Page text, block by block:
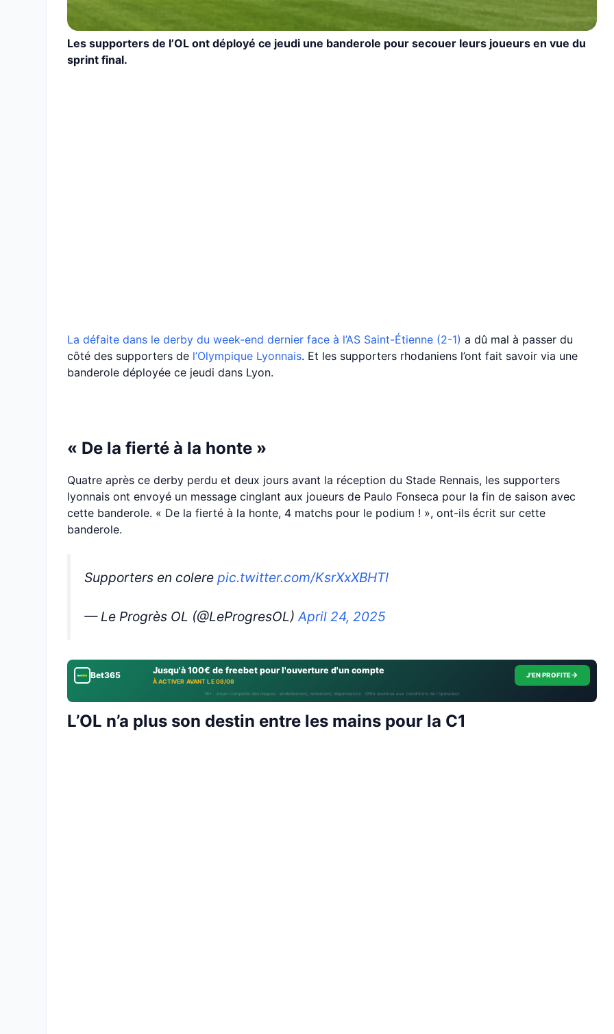
Les supporters de l’OL ont déployé ce jeudi une banderole pour secouer leurs joueurs en vue du
sprint final.
La défaite dans le derby du week-end dernier face à l’AS Saint-Étienne (2-1) a dû mal à passer du
côté des supporters de l’Olympique Lyonnais. Et les supporters rhodaniens l’ont fait savoir via une
banderole déployée ce jeudi dans Lyon.
« De la fierté à la honte »
Quatre après ce derby perdu et deux jours avant la réception du Stade Rennais, les supporters
lyonnais ont envoyé un message cinglant aux joueurs de Paulo Fonseca pour la fin de saison avec
cette banderole. « De la fierté à la honte, 4 matchs pour le podium ! », ont-ils écrit sur cette
banderole.
Supporters en colere pic.twitter.com/KsrXxXBHTI
— Le Progrès OL (@LeProgresOL) April 24, 2025
Bet365 Jusqu'à 100€ de freebet pour l'ouverture d'un compte
À ACTIVER AVANT LE 08/08
J'EN PROFITE→
18+ · Jouer comporte des risques : endettement, isolement, dépendance · Offre soumise aux conditions de l’opérateur.
L’OL n’a plus son destin entre les mains pour la C1